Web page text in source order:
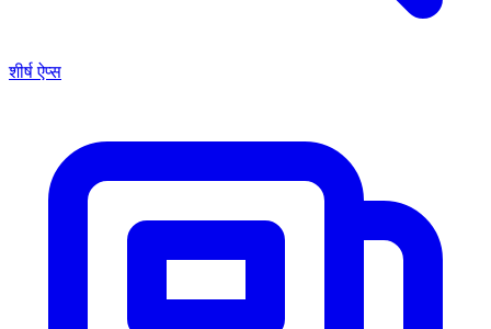
शीर्ष ऐप्स